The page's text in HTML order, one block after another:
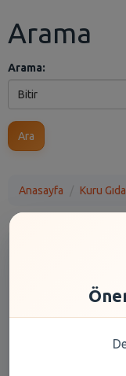
Arama
Arama:
Ara
Anasayfa Kuru Gıda